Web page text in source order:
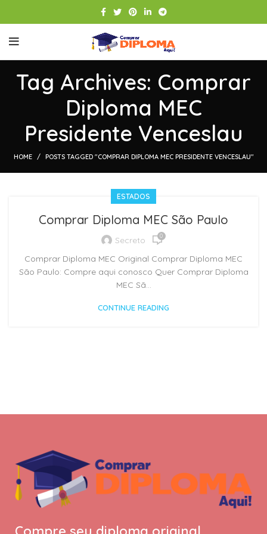
Tag Archives: Comprar
Diploma MEC
Presidente Venceslau
HOME POSTS TAGGED "COMPRAR DIPLOMA MEC PRESIDENTE VENCESLAU"
ESTADOS
Comprar Diploma MEC São Paulo
Secreto 0
Comprar Diploma MEC Original Comprar Diploma MEC
São Paulo: Compre aqui conosco Quer Comprar Diploma
MEC Sã...
CONTINUE READING